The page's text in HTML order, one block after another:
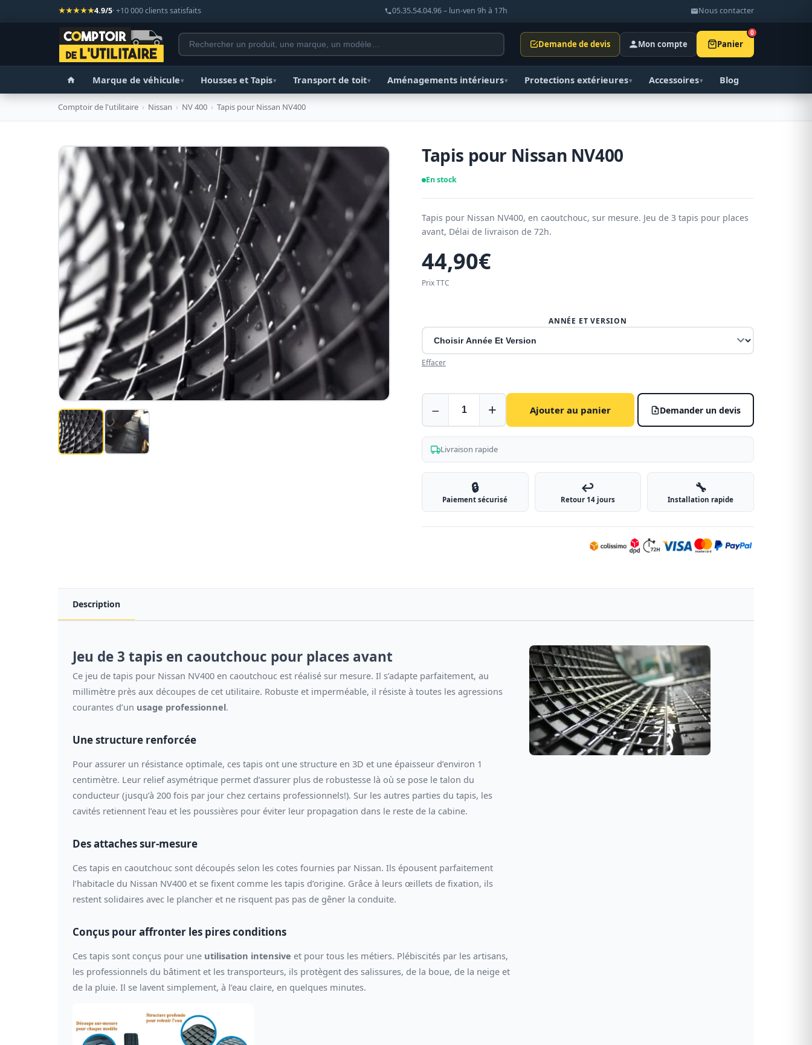
★★★★★4.9/5· +10 000 clients satisfaits 05.35.54.04.96 – lun-ven 9h à 17h Nous contacter
Demande de devis Mon compte Panier
0
Marque de véhicule▾ Housses et Tapis▾ Transport de toit▾ Aménagements intérieurs▾ Protections extérieures▾ Accessoires▾ Blog
Comptoir de l'utilitaire › Nissan › NV 400 › Tapis pour Nissan NV400
Tapis pour Nissan NV400
En stock
Tapis pour Nissan NV400, en caoutchouc, sur mesure. Jeu de 3 tapis pour places
avant, Délai de livraison de 72h.
44,90€
Prix TTC
ANNÉE ET VERSION
Effacer
pour
Nissan
NV400
− + Ajouter au panier Demander un devis
Livraison rapide
🔒
Paiement sécurisé
↩️
Retour 14 jours
🔧
Installation rapide
Description
Jeu de 3 tapis en caoutchouc pour places avant
Ce jeu de tapis pour Nissan NV400 en caoutchouc est réalisé sur mesure. Il s’adapte parfaitement, au
millimètre près aux découpes de cet utilitaire. Robuste et imperméable, il résiste à toutes les agressions
courantes d’un usage professionnel.
Une structure renforcée
Pour assurer un résistance optimale, ces tapis ont une structure en 3D et une épaisseur d’environ 1
centimètre. Leur relief asymétrique permet d’assurer plus de robustesse là où se pose le talon du
conducteur (jusqu’à 200 fois par jour chez certains professionnels!). Sur les autres parties du tapis, les
cavités retiennent l’eau et les poussières pour éviter leur propagation dans le reste de la cabine.
Des attaches sur-mesure
Ces tapis en caoutchouc sont découpés selon les cotes fournies par Nissan. Ils épousent parfaitement
l’habitacle du Nissan NV400 et se fixent comme les tapis d’origine. Grâce à leurs œillets de fixation, ils
restent solidaires avec le plancher et ne risquent pas pas de gêner la conduite.
Conçus pour affronter les pires conditions
Ces tapis sont conçus pour une utilisation intensive et pour tous les métiers. Plébiscités par les artisans,
les professionnels du bâtiment et les transporteurs, ils protègent des salissures, de la boue, de la neige et
de la pluie. Il se lavent simplement, à l’eau claire, en quelques minutes.